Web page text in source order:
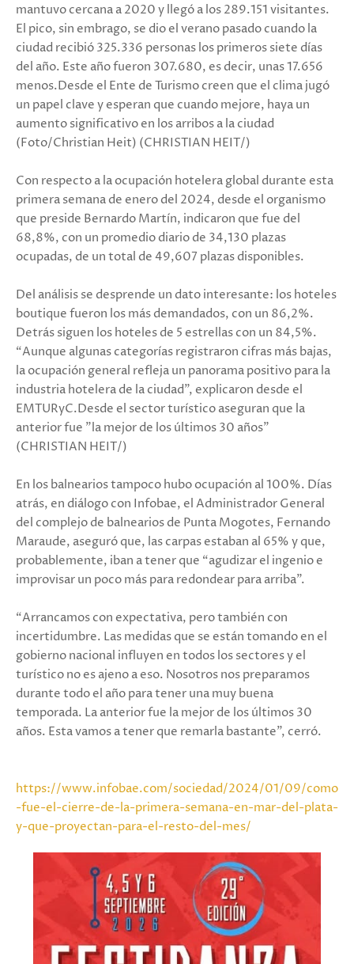
mantuvo cercana a 2020 y llegó a los 289.151 visitantes.
El pico, sin embrago, se dio el verano pasado cuando la
ciudad recibió 325.336 personas los primeros siete días
del año. Este año fueron 307.680, es decir, unas 17.656
menos.Desde el Ente de Turismo creen que el clima jugó
un papel clave y esperan que cuando mejore, haya un
aumento significativo en los arribos a la ciudad
(Foto/Christian Heit) (CHRISTIAN HEIT/)
Con respecto a la ocupación hotelera global durante esta
primera semana de enero del 2024, desde el organismo
que preside Bernardo Martín, indicaron que fue del
68,8%, con un promedio diario de 34,130 plazas
ocupadas, de un total de 49,607 plazas disponibles.
Del análisis se desprende un dato interesante: los hoteles
boutique fueron los más demandados, con un 86,2%.
Detrás siguen los hoteles de 5 estrellas con un 84,5%.
“Aunque algunas categorías registraron cifras más bajas,
la ocupación general refleja un panorama positivo para la
industria hotelera de la ciudad”, explicaron desde el
EMTURyC.Desde el sector turístico aseguran que la
anterior fue "la mejor de los últimos 30 años"
(CHRISTIAN HEIT/)
En los balnearios tampoco hubo ocupación al 100%. Días
atrás, en diálogo con Infobae, el Administrador General
del complejo de balnearios de Punta Mogotes, Fernando
Maraude, aseguró que, las carpas estaban al 65% y que,
probablemente, iban a tener que “agudizar el ingenio e
improvisar un poco más para redondear para arriba”.
“Arrancamos con expectativa, pero también con
incertidumbre. Las medidas que se están tomando en el
gobierno nacional influyen en todos los sectores y el
turístico no es ajeno a eso. Nosotros nos preparamos
durante todo el año para tener una muy buena
temporada. La anterior fue la mejor de los últimos 30
años. Esta vamos a tener que remarla bastante”, cerró.
https://www.infobae.com/sociedad/2024/01/09/como
-fue-el-cierre-de-la-primera-semana-en-mar-del-plata-
y-que-proyectan-para-el-resto-del-mes/